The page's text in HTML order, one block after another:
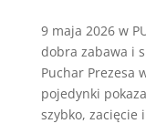
9 maja 2026 w
dobra zabawa i
Puchar Prezesa
pojedynki
szybko, zacięcie